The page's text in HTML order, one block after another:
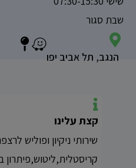
שבת סגור
הנגב, תל אביב יפו
קצת עלינו
שירותי ניקיון ופוליש
קריסטלית,ליטוש,פיתרון